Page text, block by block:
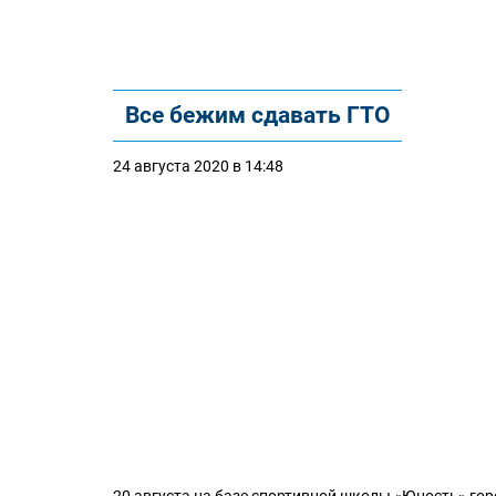
Все бежим сдавать ГТО
24 августа 2020 в 14:48